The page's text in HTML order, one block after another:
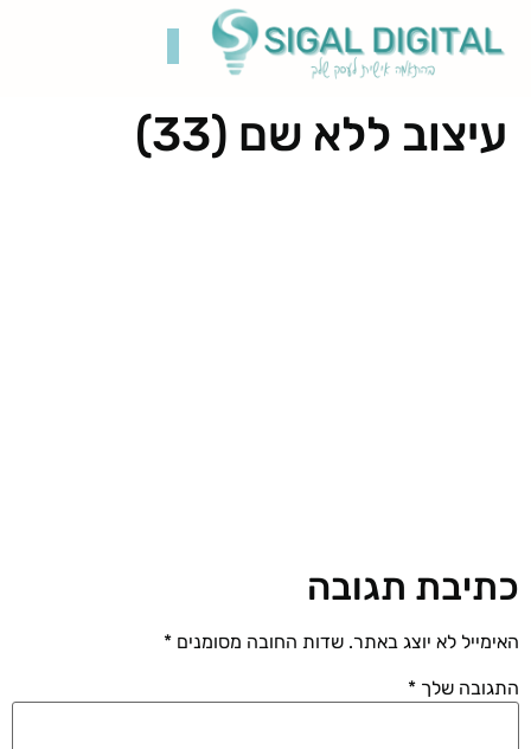
עיצוב ללא שם (33)
כתיבת תגובה
האימייל לא יוצג באתר. שדות החובה מסומנים *
התגובה שלך *